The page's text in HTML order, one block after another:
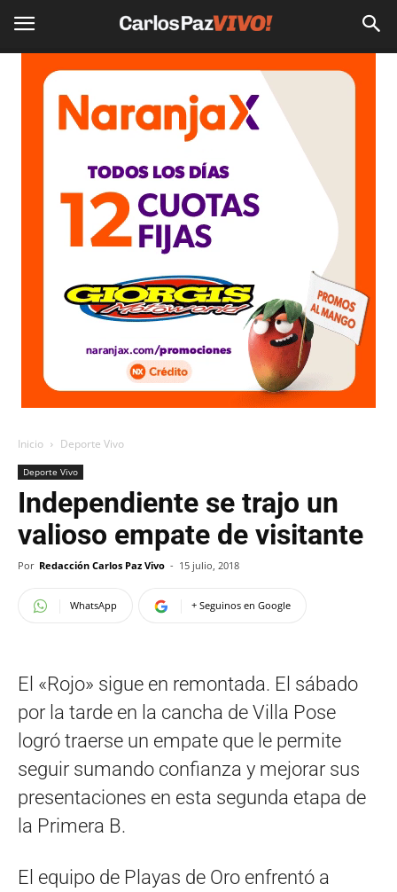
Inicio Deporte Vivo
Deporte Vivo
Independiente se trajo un
valioso empate de visitante
Por Redacción Carlos Paz Vivo - 15 julio, 2018
WhatsApp + Seguinos en Google
El «Rojo» sigue en remontada. El sábado
por la tarde en la cancha de Villa Pose
logró traerse un empate que le permite
seguir sumando confianza y mejorar sus
presentaciones en esta segunda etapa de
la Primera B.
El equipo de Playas de Oro enfrentó a